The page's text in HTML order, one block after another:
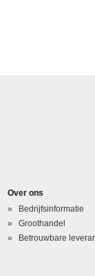
Over ons
Bedrijfsinformatie
Groothandel
Betrouwbare